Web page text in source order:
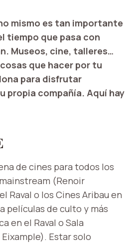
mismo es tan importante
tiempo que pasa con
Museos, cine, talleres…
que hacer por tu
para disfrutar
propia compañía. Aquí hay
de cines para todos los
(Renoir
Raval o los Cines Aribau en
películas de culto y más
en el Raval o Sala
Estar solo